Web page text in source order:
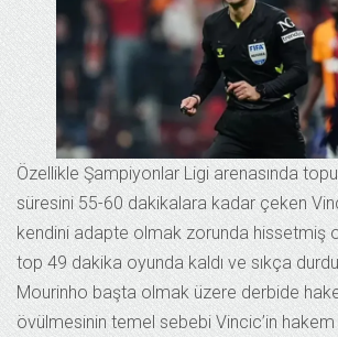
Özellikle Şampiyonlar Ligi arenasında
süresini 55-60 dakikalara kadar çeken
kendini adapte olmak zorunda hissetmiş
top 49 dakika oyunda kaldı ve sıkça
Mourinho başta olmak üzere derbide
övülmesinin temel sebebi Vincic’in